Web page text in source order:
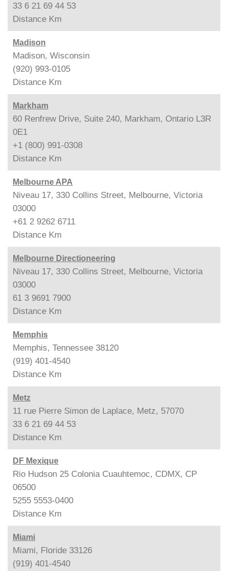
33 6 21 69 44 53
Distance Km
Madison
Madison, Wisconsin
(920) 993-0105
Distance Km
Markham
60 Renfrew Drive, Suite 240, Markham, Ontario L3R
0E1
+1 (800) 991-0308
Distance Km
Melbourne APA
Niveau 17, 330 Collins Street, Melbourne, Victoria
03000
+61 2 9262 6711
Distance Km
Melbourne Directioneering
Niveau 17, 330 Collins Street, Melbourne, Victoria
03000
61 3 9691 7900
Distance Km
Memphis
Memphis, Tennessee 38120
(919) 401-4540
Distance Km
Metz
11 rue Pierre Simon de Laplace, Metz, 57070
33 6 21 69 44 53
Distance Km
DF Mexique
Rio Hudson 25 Colonia Cuauhtemoc, CDMX, CP
06500
5255 5553-0400
Distance Km
Miami
Miami, Floride 33126
(919) 401-4540